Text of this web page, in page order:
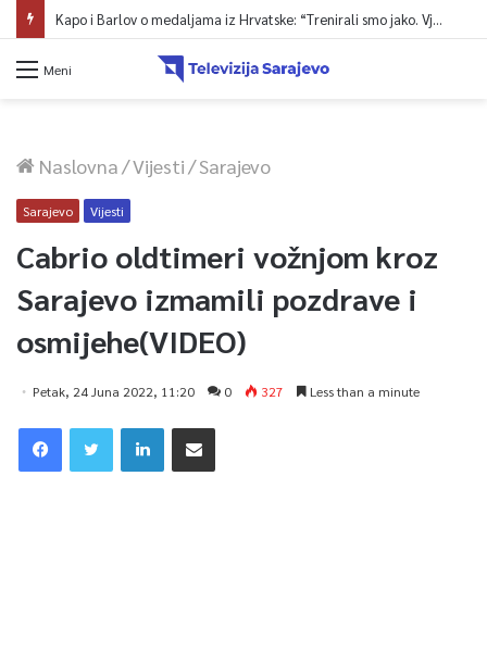
Kapo i Barlov o medaljama iz Hrvatske: “Trenirali smo jako. Vjerovali smo”
Meni
Naslovna/Vijesti/Sarajevo
Sarajevo Vijesti
Cabrio oldtimeri vožnjom kroz
Sarajevo izmamili pozdrave i
osmijehe(VIDEO)
Petak, 24 Juna 2022, 11:20 0 327 Less than a minute